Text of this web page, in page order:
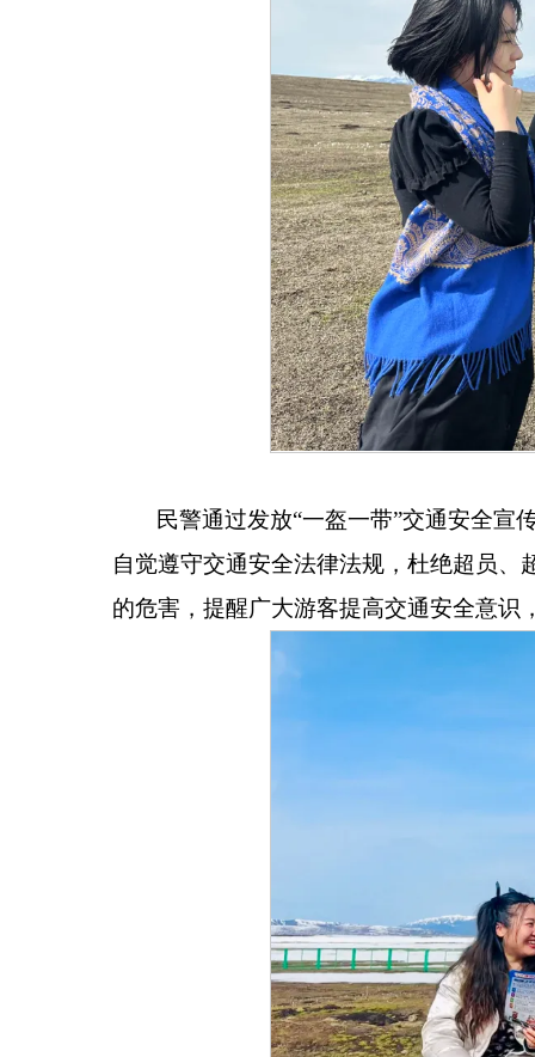
民警通过发放“一盔一带”交通安全宣
自觉遵守交通安全法律法规，杜绝超员
的危害，提醒广大游客提高交通安全意识